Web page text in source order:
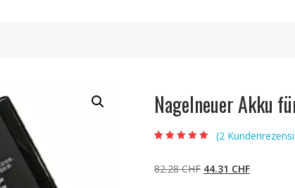
Nagelneuer Akku
basierend auf
Kundenbewertun
(2
82.28CHF Ursprünglicher
44.31 CHFAktueller